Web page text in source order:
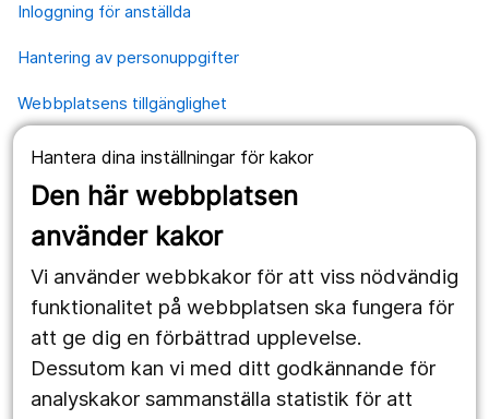
Hantera dina inställningar för kakor
Den här webbplatsen
använder kakor
Vi använder webbkakor för att viss nödvändig
funktionalitet på webbplatsen ska fungera för
att ge dig en förbättrad upplevelse.
Dessutom kan vi med ditt godkännande för
analyskakor sammanställa statistik för att
Inloggning för anställda
Hantering av personuppgifter
Webbplatsens tillgänglighet
Våra webbplatser
1177.se
Region Örebro län
Följ oss